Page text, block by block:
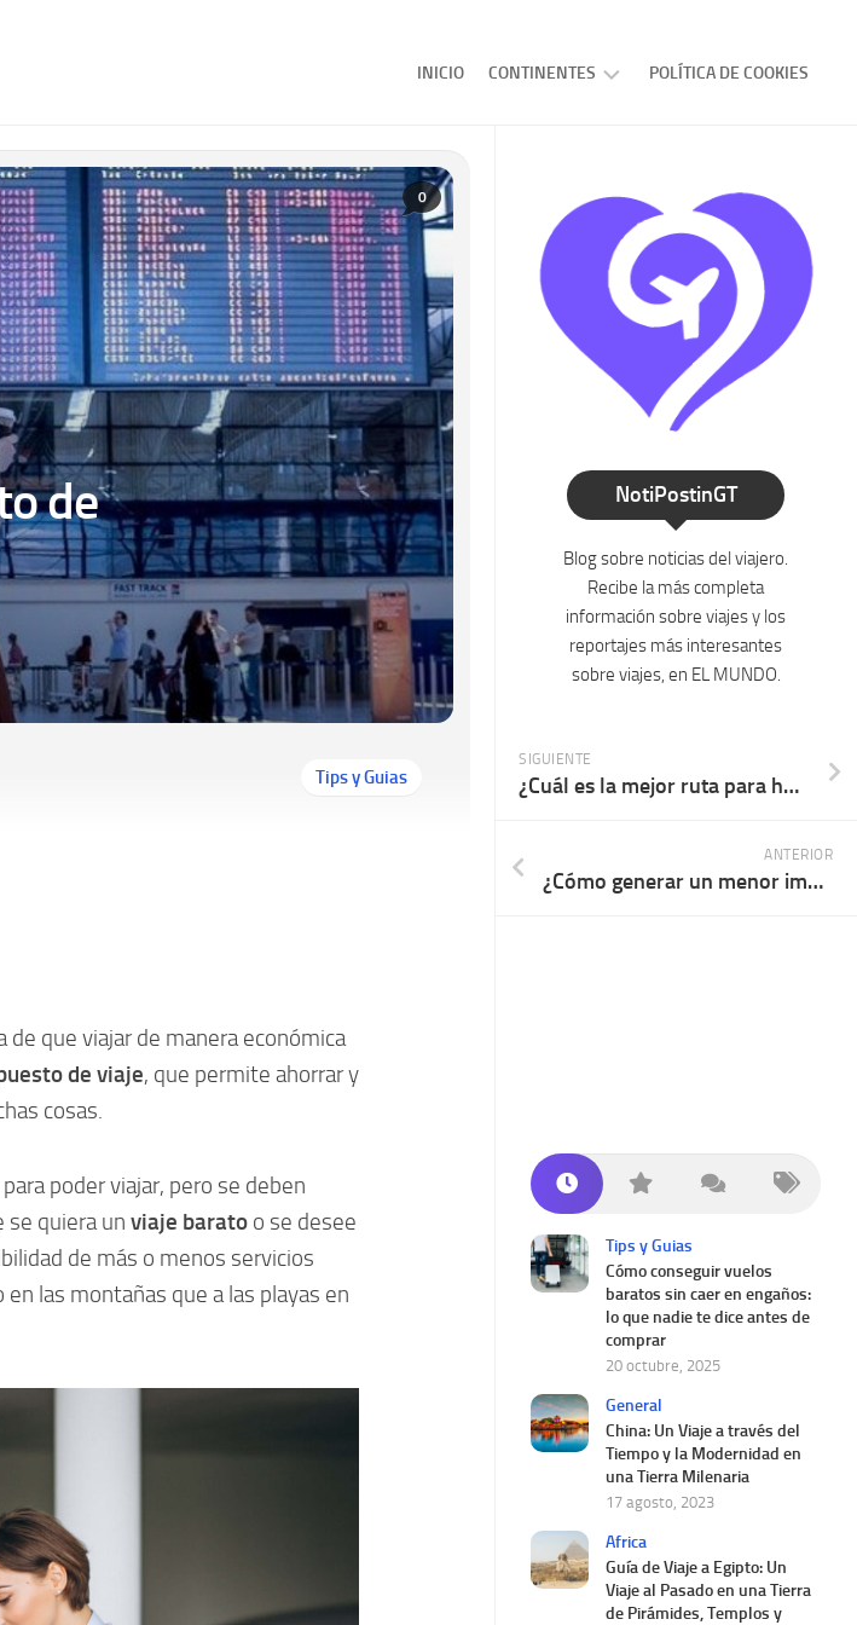
INICIO CONTINENTES
AFRICA
OCEANIA
POLÍTICA DE COOKIES
0
de
Tips y Guias
que viajar de manera económica
de viaje, que permite ahorrar y
cosas.
poder viajar, pero se deben
se quiera un viaje barato o se desee
de más o menos servicios
las montañas que a las playas en
NotiPostinGT
Blog sobre noticias del viajero.
Recibe la más completa
información sobre viajes y los
reportajes más interesantes
sobre viajes, en EL MUNDO.
SIGUIENTE
¿Cuál es la mejor ruta para hacer Road Trip en Estados Unidos?
ANTERIOR
¿Cómo generar un menor impacto ambiental en tus viajes?
Tips y Guias
Cómo conseguir vuelos
baratos sin caer en engaños:
lo que nadie te dice antes de
comprar
20 octubre, 2025
General
China: Un Viaje a través del
Tiempo y la Modernidad en
una Tierra Milenaria
17 agosto, 2023
Africa
Guía de Viaje a Egipto: Un
Viaje al Pasado en una Tierra
de Pirámides, Templos y